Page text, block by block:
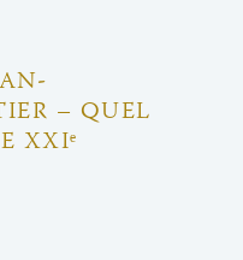
– QUEL
XXIᵉ